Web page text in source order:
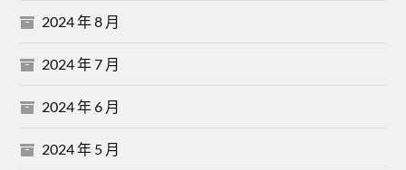
2024 年 8 月
2024 年 7 月
2024 年 6 月
2024 年 5 月